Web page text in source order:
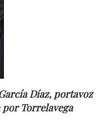
Díaz, portavoz
por Torrelavega